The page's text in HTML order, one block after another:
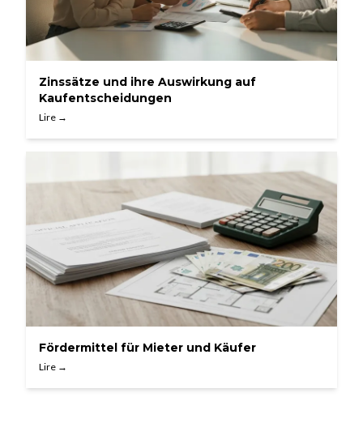
Zinssätze und ihre Auswirkung auf
Kaufentscheidungen
Lire →
Fördermittel für Mieter und Käufer
Lire →